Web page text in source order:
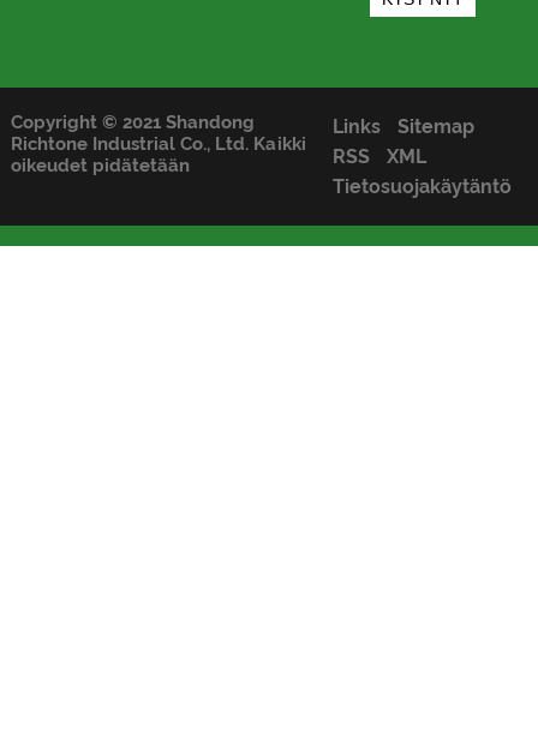
Copyright © 2021 Shandong
Richtone Industrial Co., Ltd. Kaikki
oikeudet pidätetään
Links
Sitemap
RSS
XML
Tietosuojakäytäntö